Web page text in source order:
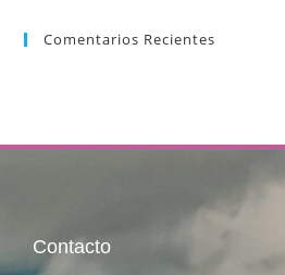
Comentarios Recientes
Contacto